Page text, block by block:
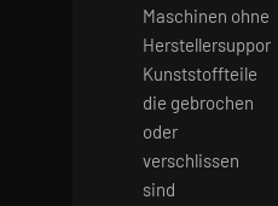
Maschinen ohne
Herstellersupport
Kunststoffteile
die gebrochen
oder
verschlissen
sind